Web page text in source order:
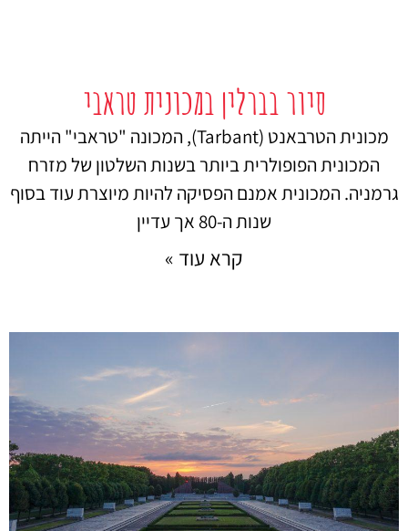
סיור בברלין במכונית טראבי
מכונית הטרבאנט (Tarbant), המכונה "טראבי" הייתה
המכונית הפופולרית ביותר בשנות השלטון של מזרח
גרמניה. המכונית אמנם הפסיקה להיות מיוצרת עוד בסוף
שנות ה-80 אך עדיין
קרא עוד »